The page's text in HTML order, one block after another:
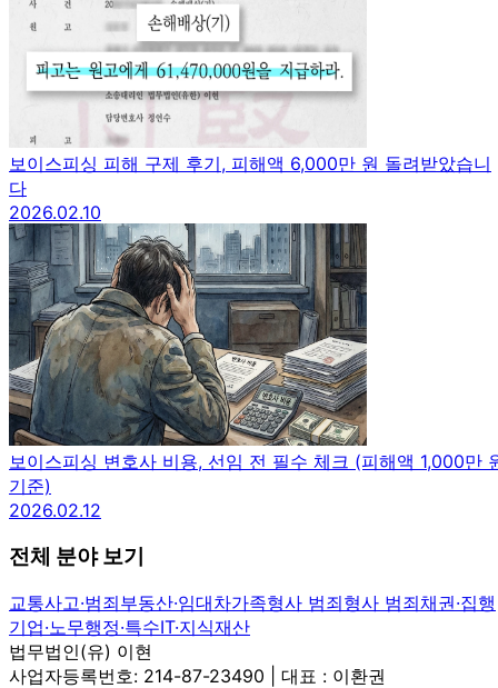
보이스피싱 피해 구제 후기, 피해액 6,000만 원 돌려받았습니
다
2026.02.10
보이스피싱 변호사 비용, 선임 전 필수 체크 (피해액 1,000만
기준)
2026.02.12
전체 분야 보기
교통사고·범죄부동산·임대차가족형사 범죄형사 범죄채권·집행
기업·노무행정·특수IT·지식재산
법무법인(유) 이현
사업자등록번호: 214-87-23490 | 대표 : 이환권